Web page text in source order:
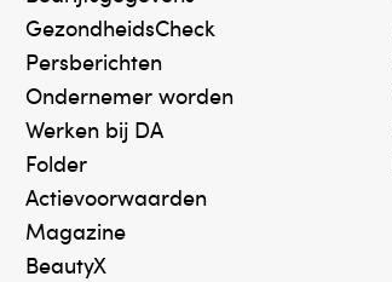
GezondheidsCheck
Persberichten
Ondernemer worden
Werken bij DA
Folder
Actievoorwaarden
Magazine
BeautyX